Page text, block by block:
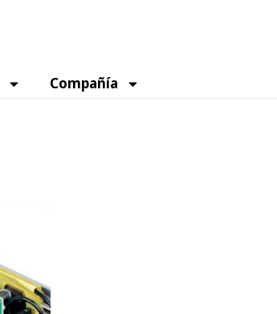
Compañía